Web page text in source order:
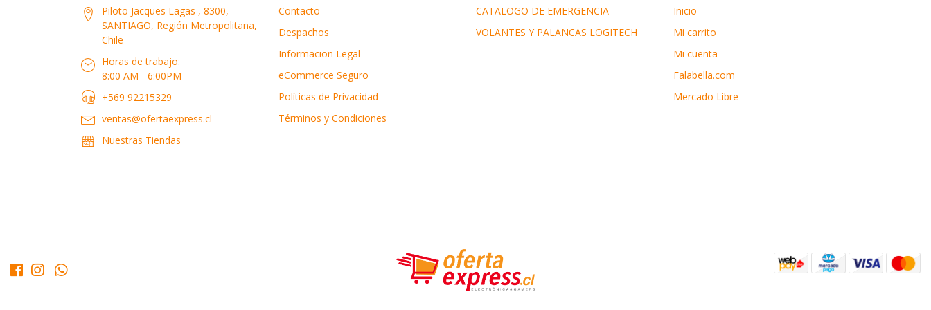
Piloto Jacques Lagas , 8300,
SANTIAGO, Región Metropolitana,
Chile
Horas de trabajo:
8:00 AM - 6:00PM
+569 92215329
ventas@ofertaexpress.cl
Nuestras Tiendas
Contacto
Despachos
Informacion Legal
eCommerce Seguro
Políticas de Privacidad
Términos y Condiciones
CATALOGO DE EMERGENCIA
VOLANTES Y PALANCAS LOGITECH
Inicio
Mi carrito
Mi cuenta
Falabella.com
Mercado Libre